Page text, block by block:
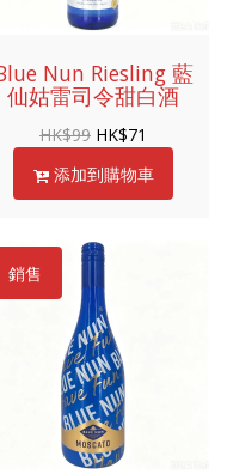
Nun Riesling 藍
仙姑雷司令甜白酒
HK$99 HK$71
添加到購物車
銷售